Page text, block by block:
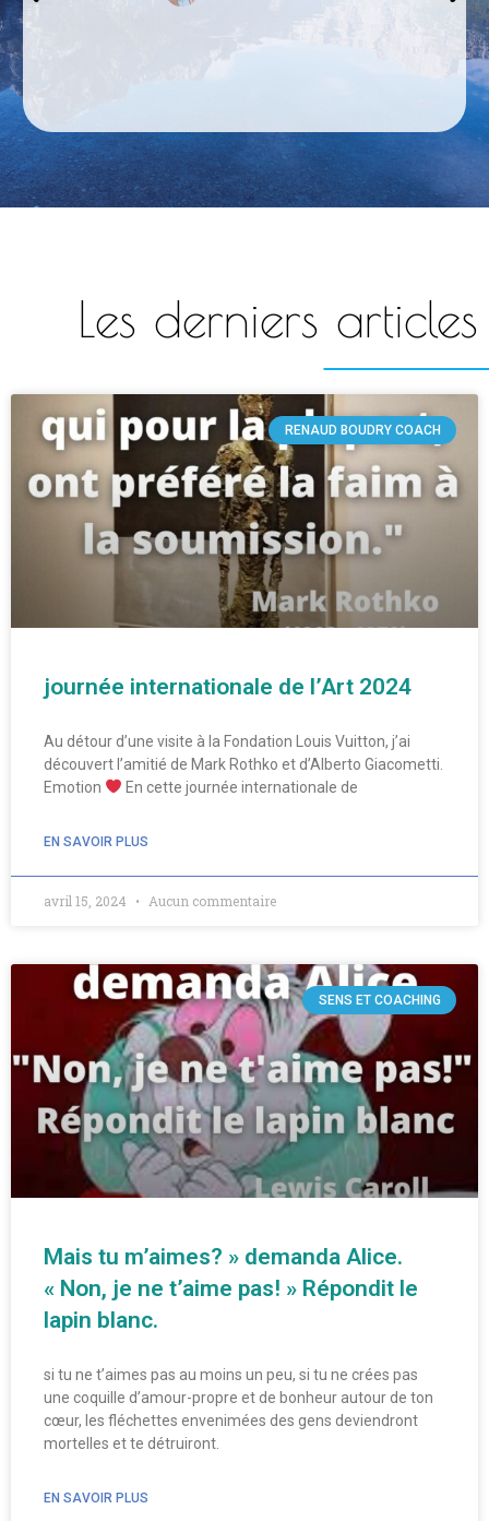
Les derniers articles
RENAUD BOUDRY COACH
journée internationale de l’Art 2024
Au détour d’une visite à la Fondation Louis Vuitton, j’ai
découvert l’amitié de Mark Rothko et d’Alberto Giacometti.
Emotion
En cette journée internationale de
EN SAVOIR PLUS
avril 15, 2024 Aucun commentaire
SENS ET COACHING
Mais tu m’aimes? » demanda Alice.
« Non, je ne t’aime pas! » Répondit le
lapin blanc.
si tu ne t’aimes pas au moins un peu, si tu ne crées pas
une coquille d’amour-propre et de bonheur autour de ton
cœur, les fléchettes envenimées des gens deviendront
mortelles et te détruiront.
EN SAVOIR PLUS